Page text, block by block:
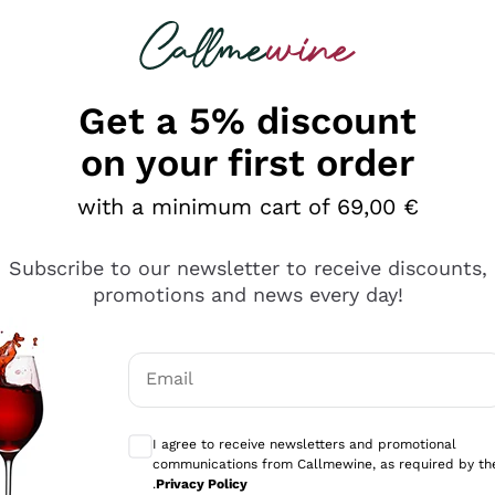
looking for
diversi e con un ampio range di prezzo. Le
Get a 5% discount
on your first order
with a minimum cart of 69,00 €
Subscribe to our newsletter to receive discounts,
promotions and news every day!
Email
I agree to receive newsletters and promotional
communications from Callmewine, as required by
.Privacy Policy